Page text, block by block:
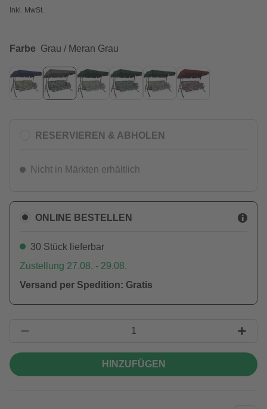
Inkl. MwSt.
Farbe Grau / Meran Grau
RESERVIEREN & ABHOLEN
Nicht in Märkten erhältlich
ONLINE BESTELLEN
30 Stück lieferbar
Zustellung 27.08. - 29.08.
Versand per Spedition: Gratis
HINZUFÜGEN